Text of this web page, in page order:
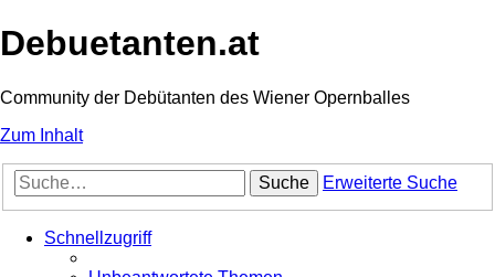
Debuetanten.at
Community der Debütanten des Wiener Opernballes
Zum Inhalt
Suche Erweiterte Suche
Schnellzugriff